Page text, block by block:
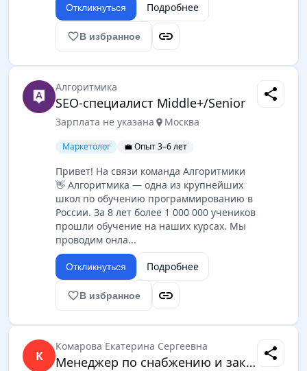
Откликнуться Подробнее
favorite_borderВ избранное link
Алгоритмика
SEO-специалист Middle+/Senior
Зарплата не указана location_on Москва
Маркетолог 💼 Опыт 3–6 лет
Привет! На связи команда Алгоритмики
👋 Алгоритмика — одна из крупнейших
школ по обучению программированию в
России. За 8 лет более 1 000 000 учеников
прошли обучение на наших курсах. Мы
проводим онла...
Откликнуться Подробнее
favorite_borderВ избранное link
share
К
Комарова Екатерина Сергеевна
Менеджер по снабжению и закупкам
share